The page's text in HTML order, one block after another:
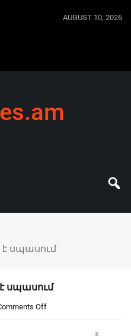
AUGUST 10, 2026
սպասում
սպասում
Off